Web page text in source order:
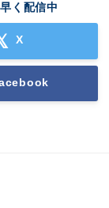
く配信中
X